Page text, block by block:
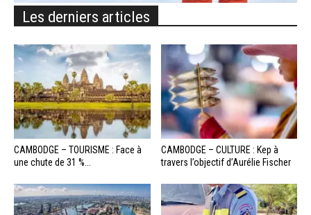
Les derniers articles
CAMBODGE – TOURISME : Face à
une chute de 31 %...
CAMBODGE – CULTURE : Kep à
travers l’objectif d’Aurélie Fischer